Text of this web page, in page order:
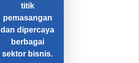
titik
pemasangan
dan dipercaya
berbagai
sektor bisnis.